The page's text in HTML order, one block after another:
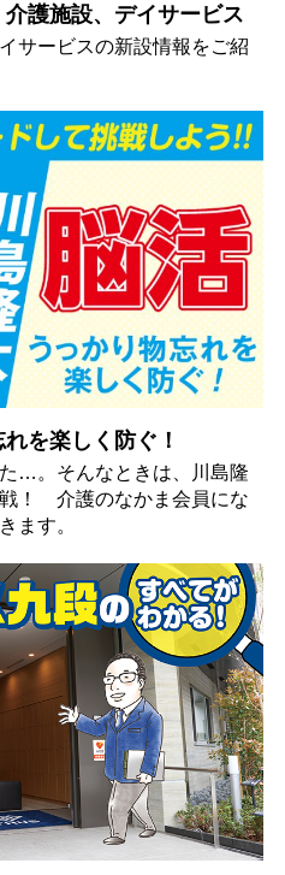
護施設、デイサービス
サービスの新設情報をご紹
を楽しく防ぐ！
…。そんなときは、川島隆
！ 介護のなかま会員にな
ます。